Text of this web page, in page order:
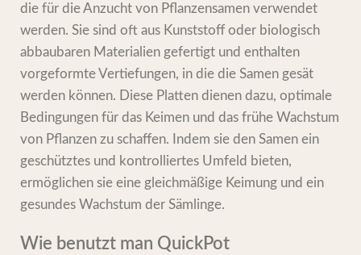
die für die Anzucht von Pflanzensamen verwendet
werden. Sie sind oft aus Kunststoff oder biologisch
abbaubaren Materialien gefertigt und enthalten
vorgeformte Vertiefungen, in die die Samen gesät
werden können. Diese Platten dienen dazu, optimale
Bedingungen für das Keimen und das frühe Wachstum
von Pflanzen zu schaffen. Indem sie den Samen ein
geschütztes und kontrolliertes Umfeld bieten,
ermöglichen sie eine gleichmäßige Keimung und ein
gesundes Wachstum der Sämlinge.
Wie benutzt man QuickPot